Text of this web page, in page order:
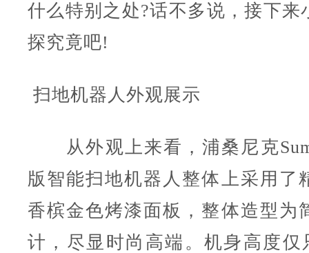
什么特别之处?话不多说，接下来
探究竟吧!
扫地机器人外观展示
从外观上来看，浦桑尼克
版 智能扫地机器人 整体上采用了
香槟金色烤漆面板，整体造型为
计，尽显时尚高端。机身高度仅